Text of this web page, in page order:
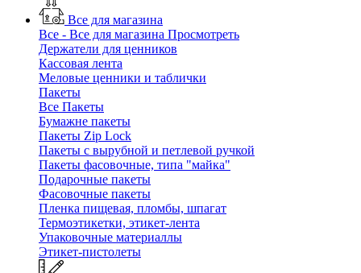
Все для магазина
Все - Все для магазина Просмотреть
Держатели для ценников
Кассовая лента
Меловые ценники и таблички
Пакеты
Все Пакеты
Бумажне пакеты
Пакеты Zip Lock
Пакеты с вырубной и петлевой ручкой
Пакеты фасовочные, типа "майка"
Подарочные пакеты
Фасовочные пакеты
Пленка пищевая, пломбы, шпагат
Термоэтикетки, этикет-лента
Упаковочные материаллы
Этикет-пистолеты